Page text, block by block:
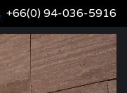
+66(0) 94-036-5916